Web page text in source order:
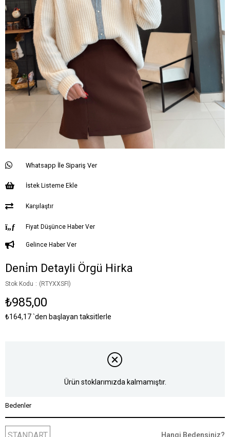
Whatsapp İle Sipariş Ver
İstek Listeme Ekle
Karşılaştır
Fiyat Düşünce Haber Ver
Gelince Haber Ver
Deni̇m Detayli Örgü Hirka
Stok Kodu (RTYXXSFI)
₺985,00
₺164,17`den başlayan taksitlerle
Ürün stoklarımızda kalmamıştır.
Bedenler
Hangi Bedensiniz?